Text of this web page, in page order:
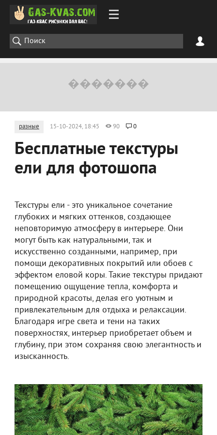
разные 15-10-2024, 18:45 90 0
Бесплатные текстуры
ели для фотошопа
Текстуры ели - это уникальное сочетание
глубоких и мягких оттенков, создающее
неповторимую атмосферу в интерьере. Они
могут быть как натуральными, так и
искусственно созданными, например, при
помощи декоративных покрытий или обоев с
эффектом еловой коры. Такие текстуры придают
помещению ощущение тепла, комфорта и
природной красоты, делая его уютным и
привлекательным для отдыха и релаксации.
Благодаря игре света и тени на таких
поверхностях, интерьер приобретает объем и
глубину, при этом сохраняя свою элегантность и
изысканность.